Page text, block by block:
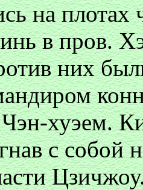
на
в пров.
них
хуэем.
с собой